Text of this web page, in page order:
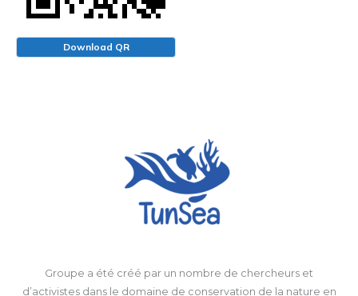
Download QR
Groupe a été créé par un nombre de chercheurs et
d’activistes dans le domaine de conservation de la nature en